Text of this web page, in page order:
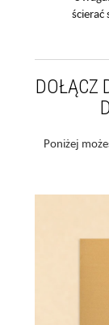
ścierać
DOŁĄCZ
Poniżej